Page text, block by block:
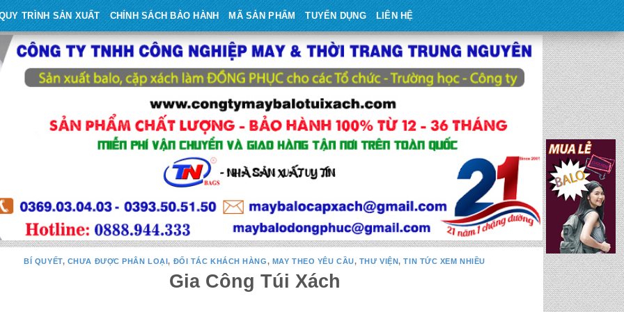
TRÌNH SẢN XUẤT CHÍNH SÁCH BẢO HÀNH MÃ SẢN PHẨM TUYỂN DỤNG LIÊN HỆ
BÍ QUYẾT, CHƯA ĐƯỢC PHÂN LOẠI, ĐỐI TÁC KHÁCH HÀNG, MAY THEO YÊU CẦU, THƯ VIỆN,TIN TỨC XEM NHIỀU
Gia Công Túi Xách